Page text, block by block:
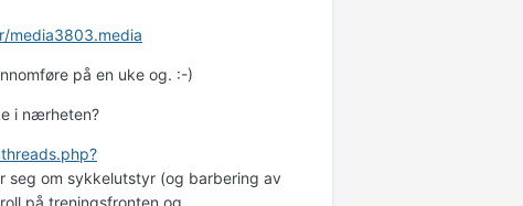
media3803.media
på en uke og. :-)
i nærheten?
seg om sykkelutstyr (og barbering av